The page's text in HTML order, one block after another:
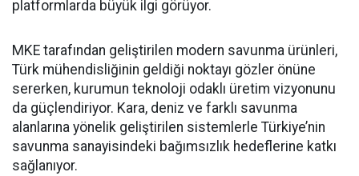
platformlarda büyük ilgi görüyor.
MKE tarafından geliştirilen modern savunma ürünleri,
Türk mühendisliğinin geldiği noktayı gözler önüne
sererken, kurumun teknoloji odaklı üretim vizyonunu
da güçlendiriyor. Kara, deniz ve farklı savunma
alanlarına yönelik geliştirilen sistemlerle Türkiye’nin
savunma sanayisindeki bağımsızlık hedeflerine katkı
sağlanıyor.